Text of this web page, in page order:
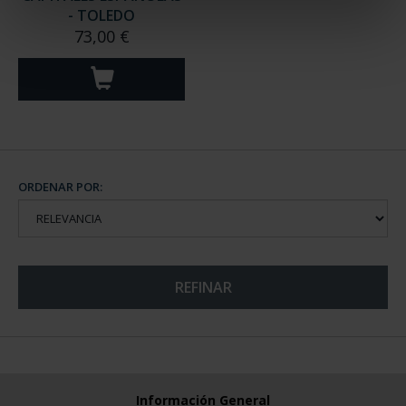
- TOLEDO
73,00 €
ORDENAR POR:
REFINAR
Información General